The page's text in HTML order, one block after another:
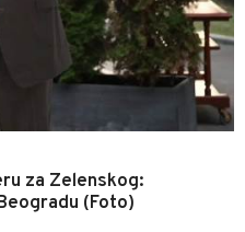
za Zelenskog:
(Foto)